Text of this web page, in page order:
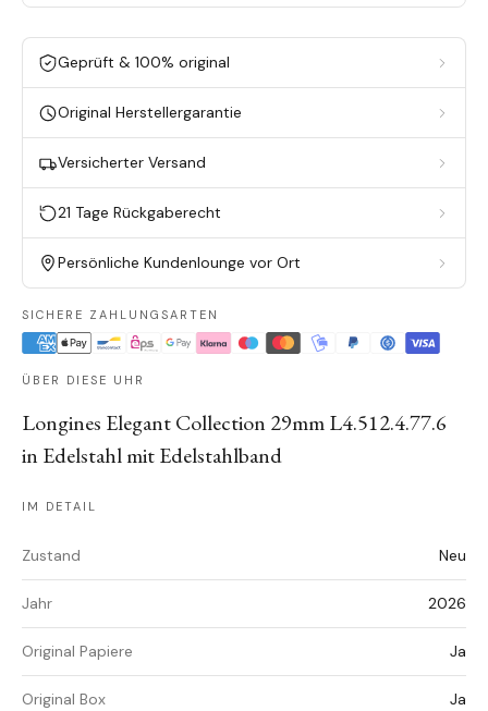
Geprüft & 100% original
Original Herstellergarantie
Versicherter Versand
21 Tage Rückgaberecht
Persönliche Kundenlounge vor Ort
SICHERE ZAHLUNGSARTEN
ÜBER DIESE UHR
Longines Elegant Collection 29mm L4.512.4.77.6
in Edelstahl mit Edelstahlband
IM DETAIL
Zustand Neu
Jahr 2026
Original Papiere Ja
Original Box Ja